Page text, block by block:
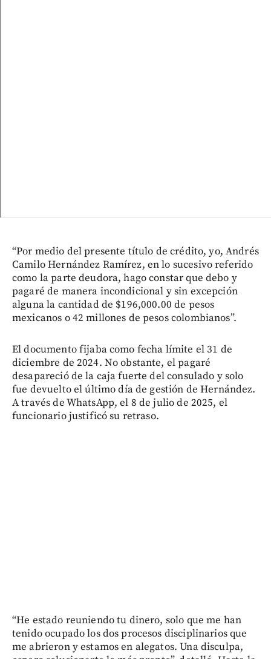
“Por medio del presente título de crédito, yo, Andrés
Camilo Hernández Ramírez, en lo sucesivo referido
como la parte deudora, hago constar que debo y
pagaré de manera incondicional y sin excepción
alguna la cantidad de $196,000.00 de pesos
mexicanos o 42 millones de pesos colombianos”.
El documento fijaba como fecha límite el 31 de
diciembre de 2024. No obstante, el pagaré
desapareció de la caja fuerte del consulado y solo
fue devuelto el último día de gestión de Hernández.
A través de WhatsApp, el 8 de julio de 2025, el
funcionario justificó su retraso.
“He estado reuniendo tu dinero, solo que me han
tenido ocupado los dos procesos disciplinarios que
me abrieron y estamos en alegatos. Una disculpa,